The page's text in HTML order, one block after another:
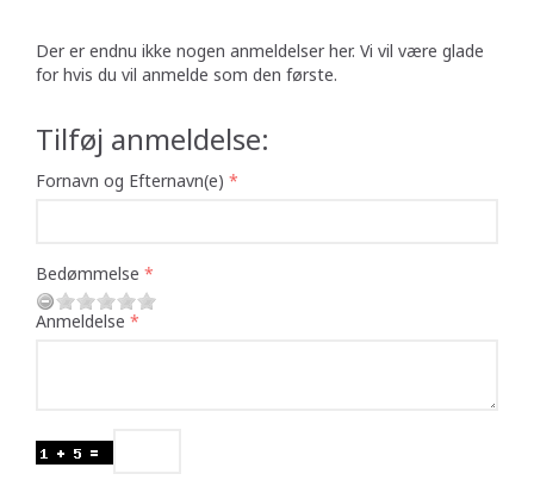
Der er endnu ikke nogen anmeldelser her. Vi vil være glade
for hvis du vil anmelde som den første.
Tilføj anmeldelse:
Fornavn og Efternavn(e)
Bedømmelse
Anmeldelse